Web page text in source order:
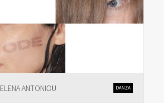
ELENA ANTONIOU DANZA